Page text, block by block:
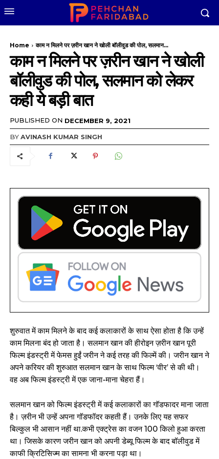
Home काम न मिलने पर ज़रीन खान ने खोली बॉलीवुड की पोल, सलमान...
काम न मिलने पर ज़रीन खान ने खोली
बॉलीवुड की पोल, सलमान को लेकर
कही ये बड़ी बात
PUBLISHED ON DECEMBER 9, 2021
BYAVINASH KUMAR SINGH
शुरुवात में काम मिलने के बाद कई कलाकारों के साथ ऐसा होता है कि उन्हें
काम मिलना बंद हो जाता है। सलमान खान की हीरोइन ज़रीन खान पूरी
फिल्म इंडस्ट्री में फेमस हुईं जरीन ने कई तरह की फिल्में की। जरीन खान ने
अपने करियर की शुरुआत सलमान खान के साथ फिल्म ‘वीर’ से की थी।
वह अब फिल्म इंडस्ट्री में एक जाना-माना चेहरा हैं।
सलमान खान को फिल्म इंडस्ट्री में कई कलाकारों का गॉडफादर माना जाता
है। ज़रीन भी उन्हें अपना गॉडफॉदर कहती हैं। उनके लिए यह सफर
बिल्कुल भी आसान नहीं था.कभी एक्ट्रेस का वजन 100 किलो हुआ करता
था। जिसके कारण जरीन खान को अपनी डेब्यू फिल्म के बाद बॉलीवुड में
काफी क्रिटिसिज्म का सामना भी करना पड़ा था।